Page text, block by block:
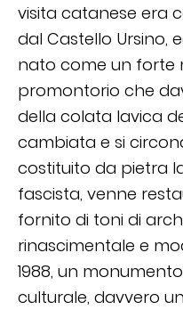
visita catanese era
dal Castello Ursino,
nato come un forte
promontorio che
della colata lavica
cambiata e si
costituito da pietra
fascista, venne
fornito di toni di
rinascimentale e
1988, un
culturale, davvero